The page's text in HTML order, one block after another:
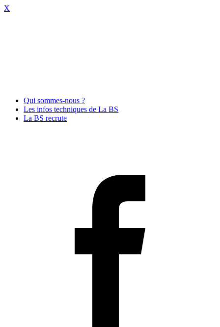
X
Qui sommes-nous ?
Les infos techniques de La BS
La BS recrute